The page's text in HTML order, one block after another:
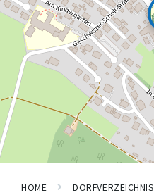
HOME DORFVERZEICHNIS